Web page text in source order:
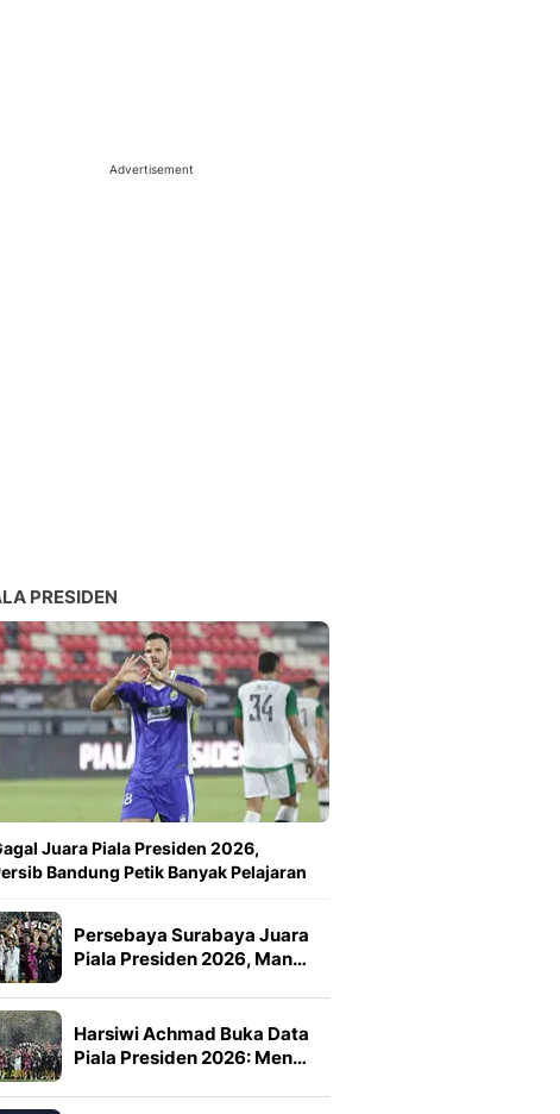
Advertisement
PRESIDEN
Juara Piala Presiden 2026,
Bandung Petik Banyak Pelajaran
Persebaya Surabaya Juara
Piala Presiden 2026, Man…
Harsiwi Achmad Buka Data
Piala Presiden 2026: Men…